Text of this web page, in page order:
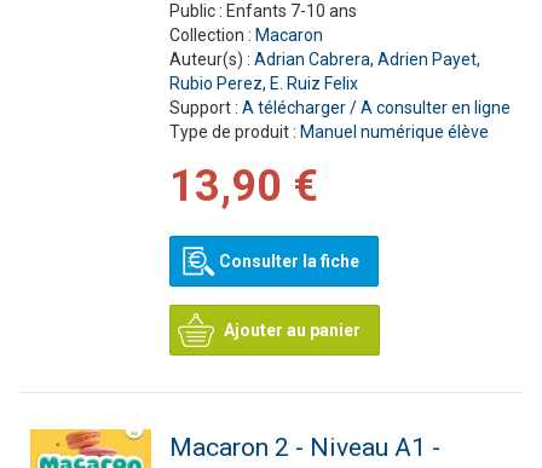
Public : Enfants 7-10 ans
Collection : Macaron
Auteur(s) : Adrian Cabrera, Adrien Payet,
Rubio Perez, E. Ruiz Felix
Support : A télécharger / A consulter en ligne
Type de produit : Manuel numérique élève
13,90 €
Consulter la fiche
Ajouter au panier
Macaron 2 - Niveau A1 -